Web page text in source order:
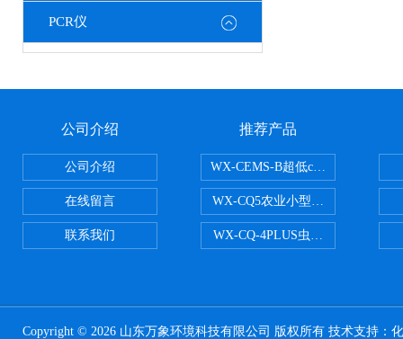
PCR仪
公司介绍
公司介绍
在线留言
联系我们
推荐产品
WX-CEMS-B超低cems烟气监测系
WX-CQ5农业小型气象站
WX-CQ-4PLUS虫情测报灯
Copyright © 2026 山东万象环境科技有限公司 版权所有 技术支持：